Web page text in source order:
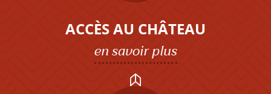
ACCÈS AU CHÂTEAU
en savoir plus